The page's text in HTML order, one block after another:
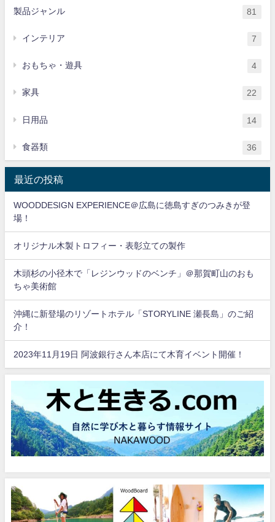
製品ジャンル 81
インテリア 7
おもちゃ・遊具 4
家具 22
日用品 14
食器類 36
最近の投稿
WOODDESIGN EXPERIENCE＠広島に徳島すぎのつみきが登
場！
オリジナル木製トロフィー・表彰立ての製作
木頭杉の小径木で「レジンウッドのベンチ」＠那賀町山のおも
ちゃ美術館
沖縄に新登場のリゾートホテル「STORYLINE 瀬長島」のご紹
介！
2023年11月19日 阿波銀行さん本店にて木育イベント開催！